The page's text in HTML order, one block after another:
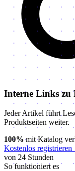
Interne Links zu
Jeder Artikel führt
Produktseiten weiter.
100% mit Katalog
Kostenlos registrieren
von 24 Stunden
So funktioniert es